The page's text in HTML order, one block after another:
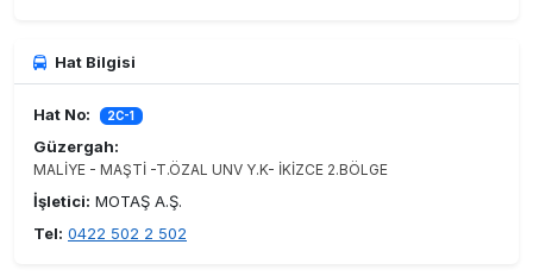
Hat Bilgisi
Hat No: 2C-1
Güzergah:
MALİYE - MAŞTİ -T.ÖZAL UNV Y.K- İKİZCE 2.BÖLGE
İşletici: MOTAŞ A.Ş.
Tel: 0422 502 2 502